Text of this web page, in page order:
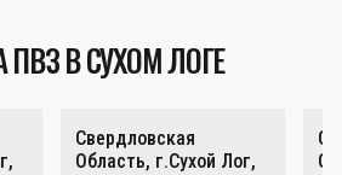
ПВЗ В СУХОМ ЛОГЕ
Свердловская
Область, г.Сухой Лог,